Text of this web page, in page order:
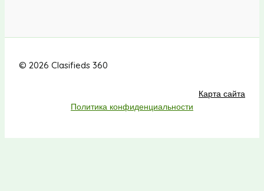
© 2026 Clasifieds 360
Карта сайта
Политика конфиденциальности